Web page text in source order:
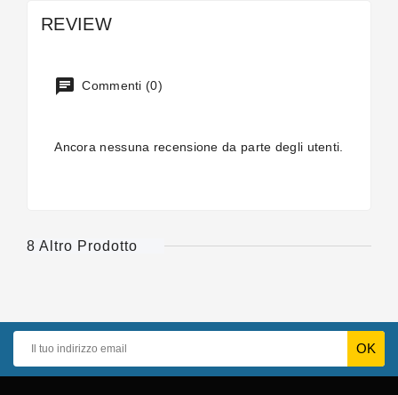
REVIEW
Commenti (0)
Ancora nessuna recensione da parte degli utenti.
8 Altro Prodotto